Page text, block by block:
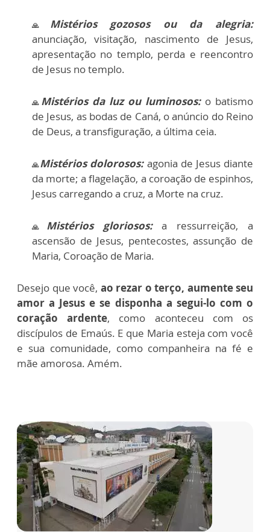
🙏
Mistérios gozosos ou da alegria:
anunciação, visitação, nascimento de Jesus,
apresentação no templo, perda e reencontro
de Jesus no templo.
🙏 Mistérios da luz ou luminosos: o batismo
de Jesus, as bodas de Caná, o anúncio do Reino
de Deus, a transfiguração, a última ceia.
🙏Mistérios dolorosos: agonia de Jesus diante
da morte; a flagelação, a coroação de espinhos,
Jesus carregando a cruz, a Morte na cruz.
🙏 Mistérios gloriosos:
a ressurreição, a
ascensão de Jesus, pentecostes, assunção de
Maria, Coroação de Maria.
Desejo que você, ao rezar o terço, aumente seu
amor a Jesus e se disponha a segui-lo com o
coração ardente, como aconteceu com os
discípulos de Emaús. E que Maria esteja com você
e sua comunidade, como companheira na fé e
mãe amorosa. Amém.